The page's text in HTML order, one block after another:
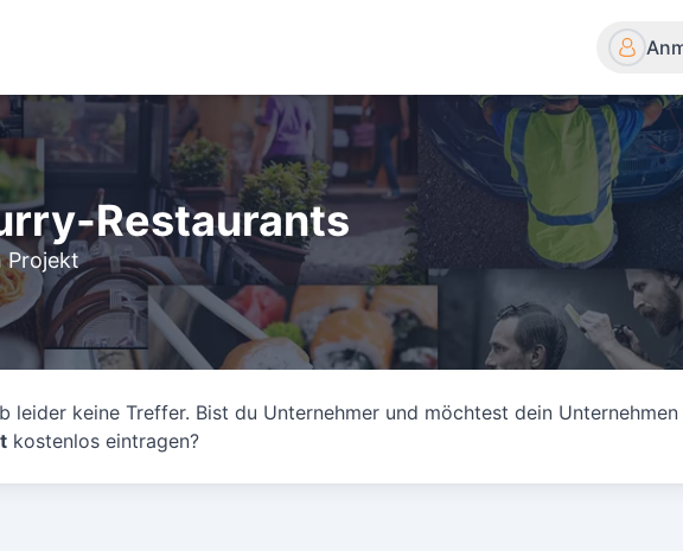
Restaurants
Projekt
leider keine Treffer. Bist du Unternehmer und möchtest dein
kostenlos eintragen?